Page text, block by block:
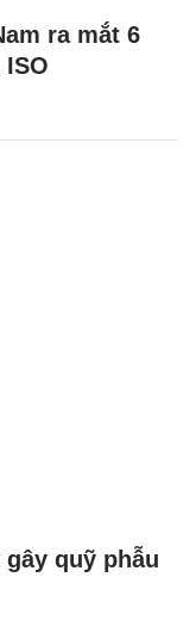
ra mắt 6
quỹ phẫu